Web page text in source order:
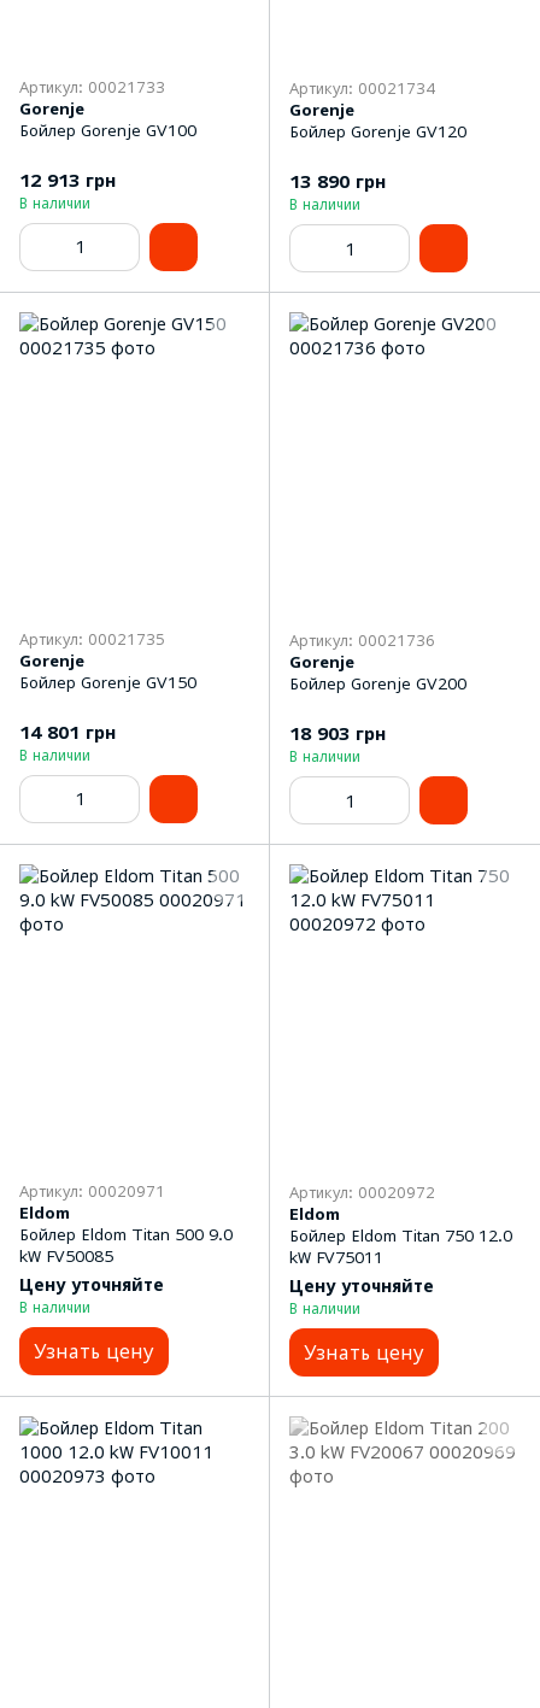
Артикул: 00021733
Gorenje
Бойлер Gorenje GV100
12 913 грн
В наличии
Артикул: 00021734
Gorenje
Бойлер Gorenje GV120
13 890 грн
В наличии
Артикул: 00021735
Gorenje
Бойлер Gorenje GV150
14 801 грн
В наличии
Артикул: 00021736
Gorenje
Бойлер Gorenje GV200
18 903 грн
В наличии
Артикул: 00020971
Eldom
Бойлер Eldom Titan 500 9.0
kW FV50085
Цену уточняйте
В наличии
Узнать цену
Артикул: 00020972
Eldom
Бойлер Eldom Titan 750 12.0
kW FV75011
Цену уточняйте
В наличии
Узнать цену